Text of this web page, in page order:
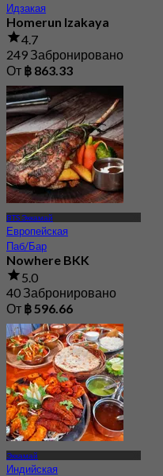
Идзакая
Homerun Izakaya
4.7
249 Забронировано
От ฿ 863.33
BTS Эккамай
Европейская
Паб/Бар
Nowhere BKK
5.0
40 Забронировано
От ฿ 596.66
Эккамай
Индийская